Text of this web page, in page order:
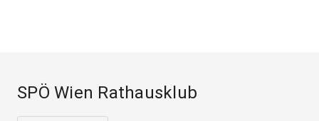
SPÖ Wien Rathausklub